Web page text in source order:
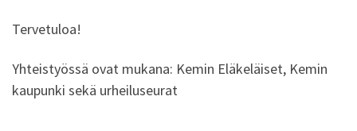
Tervetuloa!
Yhteistyössä ovat mukana: Kemin Eläkeläiset, Kemin
kaupunki sekä urheiluseurat